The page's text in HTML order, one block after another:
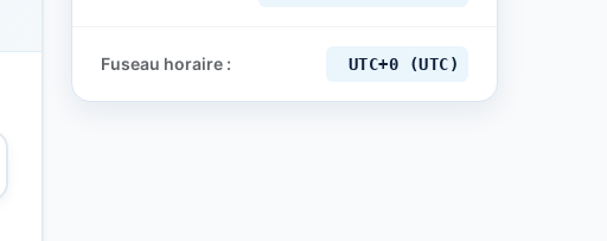
Fuseau horaire : UTC+0 (UTC)